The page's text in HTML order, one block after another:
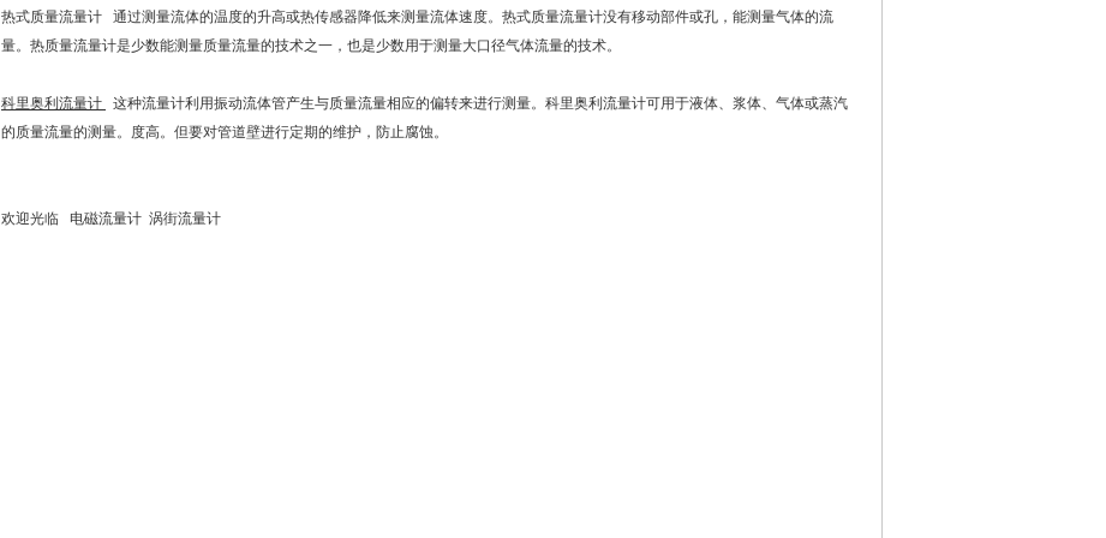
热式质量流量计 通过测量流体的温度的升高或热传感器降低来测量流体速度。热式质量流量计没有移动部件或孔，能测量气体的流
量。热质量流量计是少数能测量质量流量的技术之一，也是少数用于测量大口径气体流量的技术。
科里奥利流量计
这种流量计利用振动流体管产生与质量流量相应的偏转来进行测量。科里奥利流量计可用于液体、浆体、气体或蒸汽
的质量流量的测量。度高。但要对管道壁进行定期的维护，防止腐蚀。
欢迎光临 电磁流量计 涡街流量计